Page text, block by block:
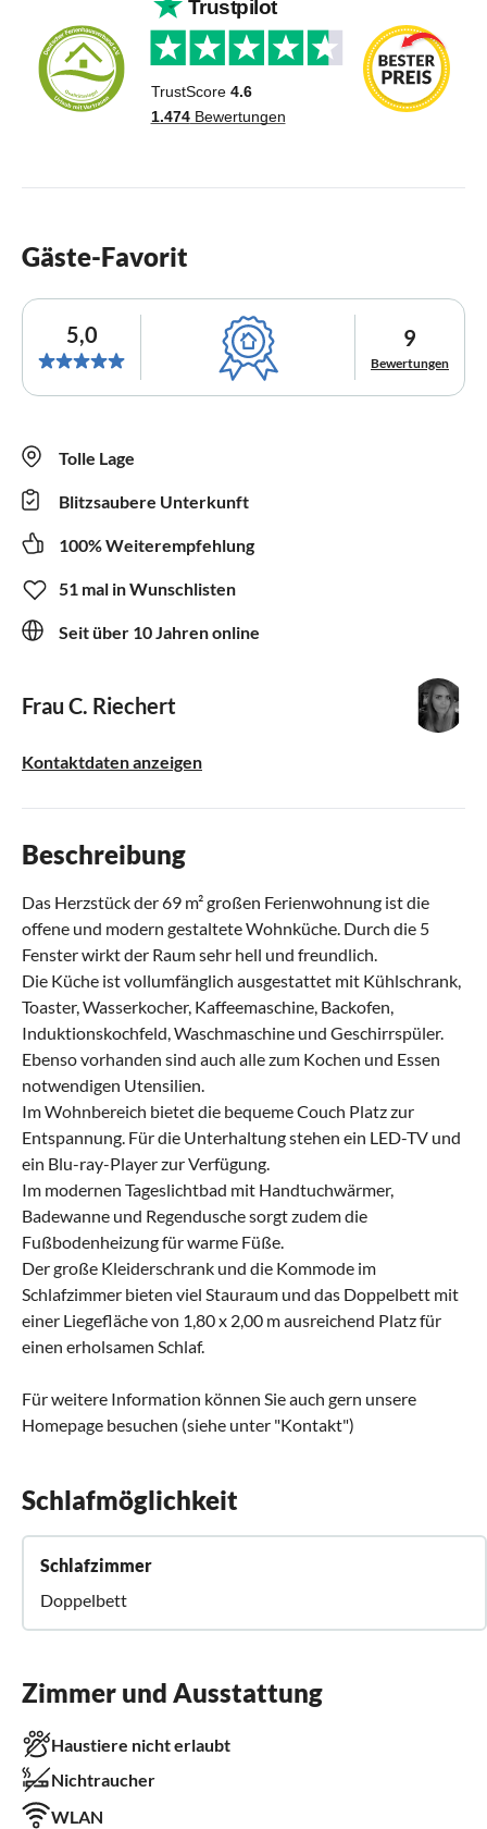
Gäste-Favorit
5,0 9
Bewertungen
Tolle Lage
Blitzsaubere Unterkunft
100% Weiterempfehlung
51 mal in Wunschlisten
Seit über 10 Jahren online
Frau C. Riechert
Kontaktdaten anzeigen
Beschreibung
Das Herzstück der 69 m² großen Ferienwohnung ist die
offene und modern gestaltete Wohnküche. Durch die 5
Fenster wirkt der Raum sehr hell und freundlich.
Die Küche ist vollumfänglich ausgestattet mit Kühlschrank,
Toaster, Wasserkocher, Kaffeemaschine, Backofen,
Induktionskochfeld, Waschmaschine und Geschirrspüler.
Ebenso vorhanden sind auch alle zum Kochen und Essen
notwendigen Utensilien.
Im Wohnbereich bietet die bequeme Couch Platz zur
Entspannung. Für die Unterhaltung stehen ein LED-TV und
ein Blu-ray-Player zur Verfügung.
Im modernen Tageslichtbad mit Handtuchwärmer,
Badewanne und Regendusche sorgt zudem die
Fußbodenheizung für warme Füße.
Der große Kleiderschrank und die Kommode im
Schlafzimmer bieten viel Stauraum und das Doppelbett mit
einer Liegefläche von 1,80 x 2,00 m ausreichend Platz für
einen erholsamen Schlaf.
Für weitere Information können Sie auch gern unsere
Homepage besuchen (siehe unter "Kontakt")
Schlafmöglichkeit
Schlafzimmer
Doppelbett
Zimmer und Ausstattung
Haustiere nicht erlaubt
Nichtraucher
WLAN